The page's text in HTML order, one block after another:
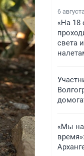
6
«На 18
света
«Мы